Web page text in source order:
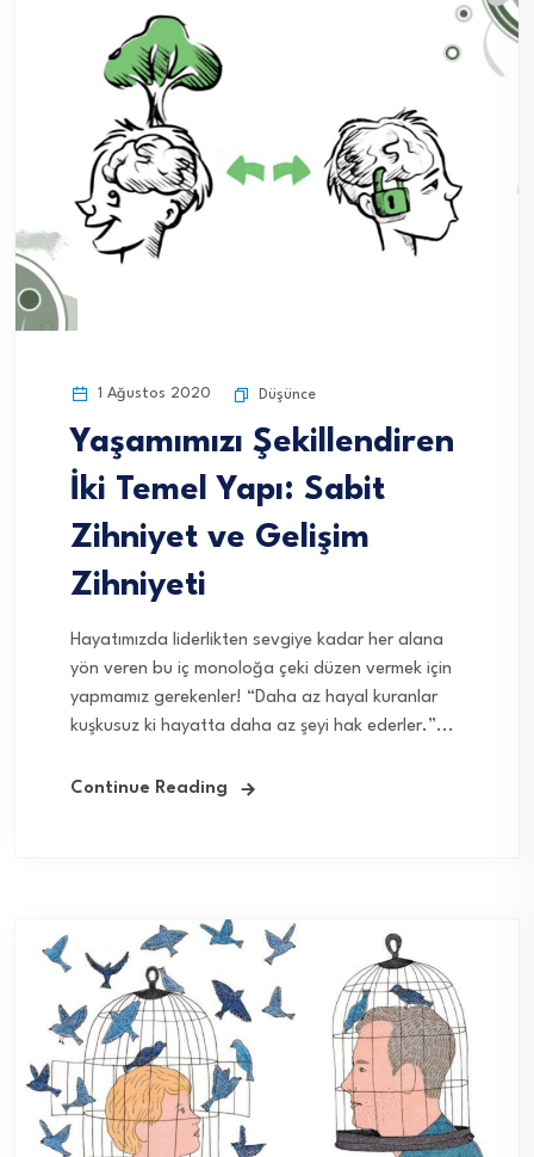
1 Ağustos 2020 Düşünce
Yaşamımızı Şekillendiren
İki Temel Yapı: Sabit
Zihniyet ve Gelişim
Zihniyeti
Hayatımızda liderlikten sevgiye kadar her alana
yön veren bu iç monoloğa çeki düzen vermek için
yapmamız gerekenler! “Daha az hayal kuranlar
kuşkusuz ki hayatta daha az şeyi hak ederler.”...
Continue Reading